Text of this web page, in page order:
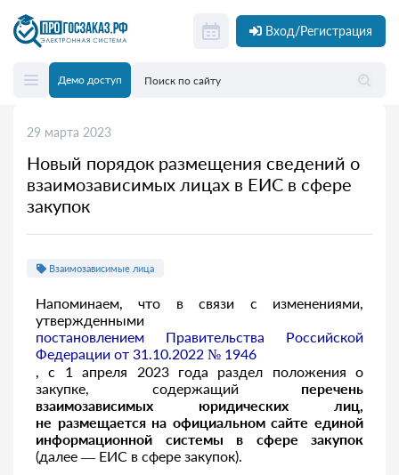
Вход/Регистрация
Демо доступ
29 марта 2023
Новый порядок размещения сведений о
взаимозависимых лицах в ЕИС в сфере
закупок
Взаимозависимые лица
Напоминаем, что в связи с изменениями,
утвержденными
постановлением Правительства Российской
Федерации от 31.10.2022 № 1946
, с 1 апреля 2023 года раздел положения о
закупке, содержащий перечень
взаимозависимых юридических лиц,
не размещается на официальном сайте единой
информационной системы в сфере закупок
(далее — ЕИС в сфере закупок).